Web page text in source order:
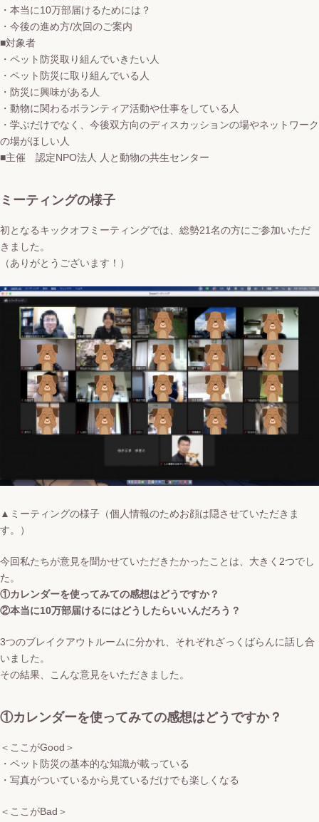
・本当に10万部届けるためには？
・今後の進め方/次回のご案内
■対象者
・ペット防災取り組んでいきたい人
・ペット防災に取り組んでいる人
・防災に興味がある人
・動物に関わるボランティア活動や仕事をしている人
・学ぶだけでなく、今後双方向のディスカッションの場やネットワーク
の場がほしい人
■主催 認定NPO法人 人と動物の共生センター
ミーティングの様子
初となるキックオフミーティングでは、総勢21名の方にご参加いただ
きました。
（ありがとうございます！）
▲ミーティングの様子（個人情報のためお顔は隠させていただきま
す。）
今回私たちが意見を聞かせていただきたかったことは、大きく2つでし
た。
①カレンダーを使ってみての感想はどうですか？
②本当に10万部届けるにはどうしたらいいんだろう？
3つのブレイクアウトルームに分かれ、それぞれざっくばらんに話し合
いました。
その結果、こんな意見をいただきました。
①カレンダーを使ってみての感想はどうですか？
＜ここがGood＞
・ペット防災の基本的な知識が載っている
・写真がついているから見ているだけでも楽しくなる
＜ここがBad＞